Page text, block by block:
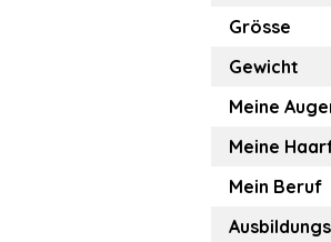
Grösse
Gewicht
Meine
Meine
Mein Beruf